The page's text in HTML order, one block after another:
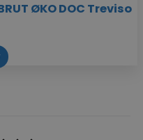
ØKO DOC Treviso